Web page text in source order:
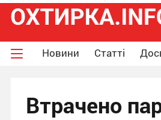
Новини Статті
Втрачено